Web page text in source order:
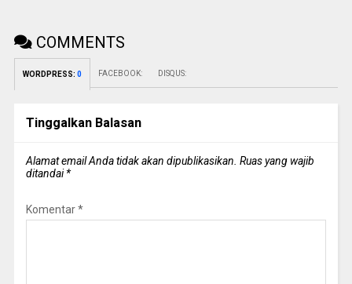
COMMENTS
WORDPRESS: 0 FACEBOOK: DISQUS:
Tinggalkan Balasan
Alamat email Anda tidak akan dipublikasikan. Ruas yang wajib
ditandai*
Komentar*